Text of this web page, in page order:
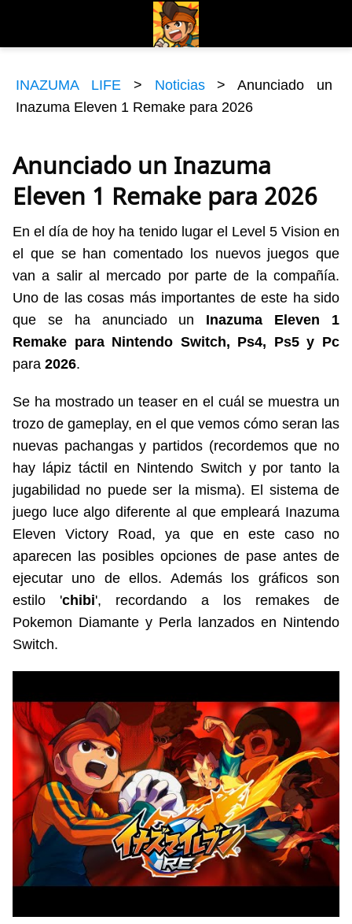
INAZUMA LIFE> Noticias>Anunciado un
Inazuma Eleven 1 Remake para 2026
Anunciado un Inazuma
Eleven 1 Remake para 2026
En el día de hoy ha tenido lugar el Level 5 Vision en
el que se han comentado los nuevos juegos que
van a salir al mercado por parte de la compañía.
Uno de las cosas más importantes de este ha sido
que se ha anunciado un Inazuma Eleven 1
Remake para Nintendo Switch, Ps4, Ps5 y Pc
para 2026.
Se ha mostrado un teaser en el cuál se muestra un
trozo de gameplay, en el que vemos cómo seran las
nuevas pachangas y partidos (recordemos que no
hay lápiz táctil en Nintendo Switch y por tanto la
jugabilidad no puede ser la misma). El sistema de
juego luce algo diferente al que empleará Inazuma
Eleven Victory Road, ya que en este caso no
aparecen las posibles opciones de pase antes de
ejecutar uno de ellos. Además los gráficos son
estilo 'chibi', recordando a los remakes de
Pokemon Diamante y Perla lanzados en Nintendo
Switch.